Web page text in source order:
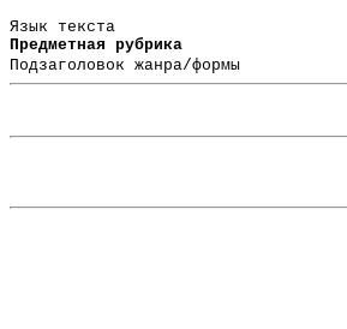
Язык текста
Предметная рубрика
Подзаголовок жанра/формы